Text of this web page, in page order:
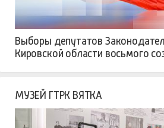
Выборы депутатов
Кировской области восьмого
МУЗЕЙ ГТРК ВЯТКА